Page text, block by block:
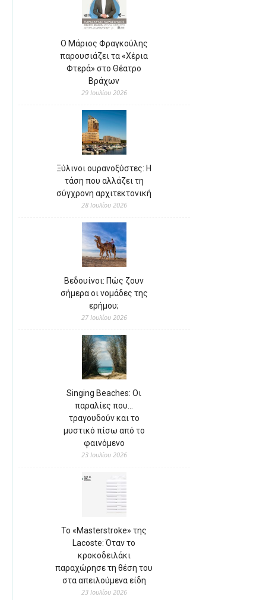
Ο Μάριος Φραγκούλης
παρουσιάζει τα «Χέρια
Φτερά» στο Θέατρο
Βράχων
29 Ιουλίου 2026
Ξύλινοι ουρανοξύστες: Η
τάση που αλλάζει τη
σύγχρονη αρχιτεκτονική
28 Ιουλίου 2026
Βεδουίνοι: Πώς ζουν
σήμερα οι νομάδες της
ερήμου;
27 Ιουλίου 2026
Singing Beaches: Οι
παραλίες που…
τραγουδούν και το
μυστικό πίσω από το
φαινόμενο
23 Ιουλίου 2026
Το «Masterstroke» της
Lacoste: Όταν το
κροκοδειλάκι
παραχώρησε τη θέση του
στα απειλούμενα είδη
23 Ιουλίου 2026